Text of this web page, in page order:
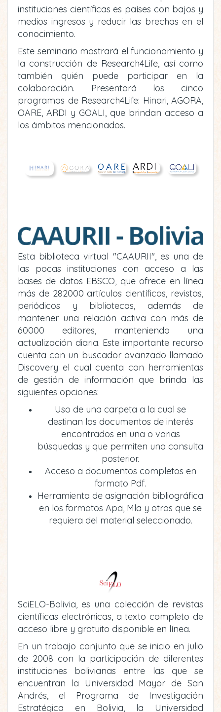
instituciones científicas es países con bajos y
medios ingresos y reducir las brechas en el
conocimiento.
Este seminario mostrará el funcionamiento y
la construcción de Research4Life, así como
también quién puede participar en la
colaboración. Presentará los cinco
programas de Research4Life: Hinari, AGORA,
OARE, ARDI y GOALI, que brindan acceso a
los ámbitos mencionados.
Esta biblioteca virtual "CAAURII", es una de
las pocas instituciones con acceso a las
bases de datos EBSCO, que ofrece en línea
más de 282000 artículos científicos, revistas,
periódicos y bibliotecas, además de
mantener una relación activa con más de
60000 editores, manteniendo una
actualización diaria. Este importante recurso
cuenta con un buscador avanzado llamado
Discovery el cual cuenta con herramientas
de gestión de información que brinda las
siguientes opciones:
Uso de una carpeta a la cual se
destinan los documentos de interés
encontrados en una o varias
búsquedas y que permiten una consulta
posterior.
Acceso a documentos completos en
formato Pdf.
Herramienta de asignación bibliográfica
en los formatos Apa, Mla y otros que se
requiera del material seleccionado.
SciELO-Bolivia, es una colección de revistas
científicas electrónicas, a texto completo de
acceso libre y gratuito disponible en línea.
En un trabajo conjunto que se inicio en julio
de 2008 con la participación de diferentes
instituciones bolivianas entre las que se
encuentran la Universidad Mayor de San
Andrés, el Programa de Investigación
Estratégica en Bolivia, la Universidad